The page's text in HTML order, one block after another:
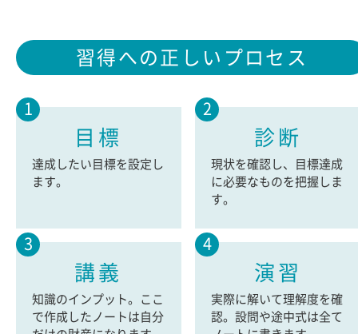
習得への正しいプロセス
1
目標
達成したい目標を設定し
ます。
2
診断
現状を確認し、目標達成
に必要なものを把握しま
す。
3
講義
知識のインプット。ここ
で作成したノートは自分
4
演習
実際に解いて理解度を確
認。設問や途中式は全て